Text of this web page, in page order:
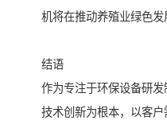
机将在推动养殖业绿色发
结语
作为专注于环保设备研
技术创新为根本，以客户